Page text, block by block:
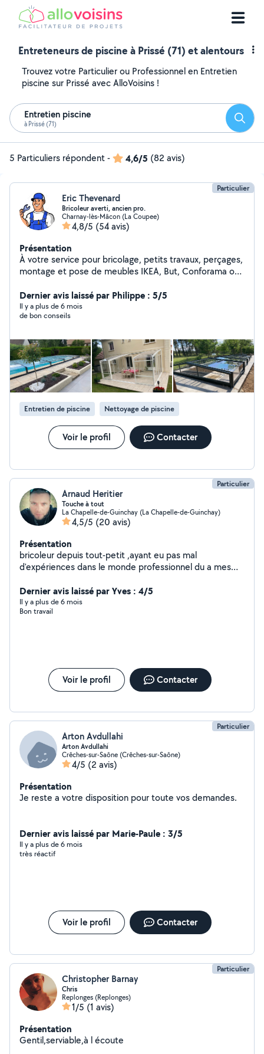
Entreteneurs de piscine à Prissé (71) et alentours
Trouvez votre Particulier ou Professionnel en Entretien
piscine sur Prissé avec AlloVoisins !
Entretien piscine
à Prissé (71)
5 Particuliers répondent- 4,6/5 (82 avis)
Particulier
Eric Thevenard
Bricoleur averti, ancien pro.
Charnay-lès-Mâcon (La Coupee)
4,8/5 (54 avis)
Présentation
À votre service pour bricolage, petits travaux, perçages,
montage et pose de meubles IKEA, But, Conforama ou
tringles à rideaux ou autres accessoires. Aides diverses
bricolages ou assistance travaux. Débarras. Jardinage,
entretien mise en service et hivernage piscine. Pose
de beaucoup d'outillages. Dispo sur Saône et Loire et
environs.
Dernier avis laissé par Philippe : 5/5
Il y a plus de 6 mois
de bon conseils
Entretien de piscine Nettoyage de piscine
Voir le profil Contacter
Particulier
Arnaud Heritier
Touche à tout
La Chapelle-de-Guinchay (La Chapelle-de-Guinchay)
4,5/5 (20 avis)
Présentation
bricoleur depuis tout-petit ,ayant eu pas mal
d'expériences dans le monde professionnel du a mes
de nouvelle techniques , de nouveaux outils . J'ai pas
mal de matériels donc autant faire profite de mes
compétences et de mon outillages . Au plaisir de vous
Dernier avis laissé par Yves : 4/5
Il y a plus de 6 mois
Bon travail
Voir le profil Contacter
Particulier
Arton Avdullahi
Arton Avdullahi
Crêches-sur-Saône (Crêches-sur-Saône)
4/5 (2 avis)
Présentation
Je reste a votre disposition pour toute vos demandes.
Dernier avis laissé par Marie-Paule : 3/5
Il y a plus de 6 mois
très réactif
Voir le profil Contacter
Particulier
Christopher Barnay
Chris
Replonges (Replonges)
1/5 (1 avis)
Présentation
Gentil,serviable,à l écoute